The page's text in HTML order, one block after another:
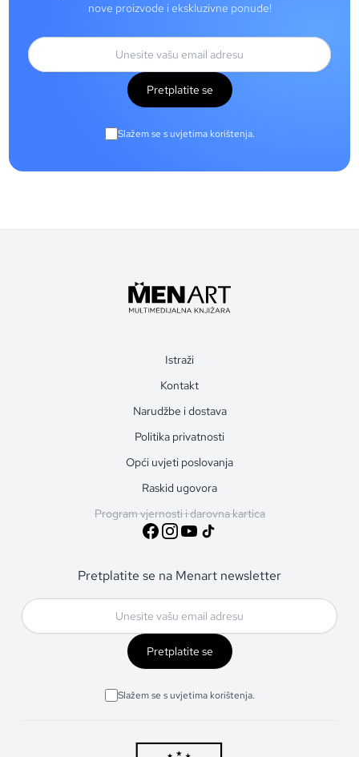
nove proizvode i ekskluzivne ponude!
Pretplatite se
Slažem se s uvjetima korištenja.
Istraži
Kontakt
Narudžbe i dostava
Politika privatnosti
Opći uvjeti poslovanja
Raskid ugovora
Program vjernosti i darovna kartica
Pretplatite se na Menart newsletter
Pretplatite se
Slažem se s uvjetima korištenja.